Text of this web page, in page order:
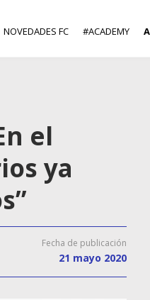
NOVEDADES FC #ACADEMY
el
ya
Fecha de publicación
21 mayo 2020